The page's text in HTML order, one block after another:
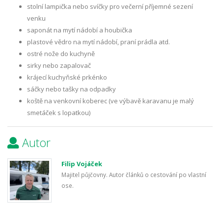
stolní lampička nebo svíčky pro večerní příjemné sezení
venku
saponát na mytí nádobí a houbička
plastové vědro na mytí nádobí, praní prádla atd.
ostré nože do kuchyně
sirky nebo zapalovač
krájecí kuchyňské prkénko
sáčky nebo tašky na odpadky
koště na venkovní koberec (ve výbavě karavanu je malý
smetáček s lopatkou)
Autor
Filip Vojáček
Majitel půjčovny. Autor článků o cestování po vlastní
ose.